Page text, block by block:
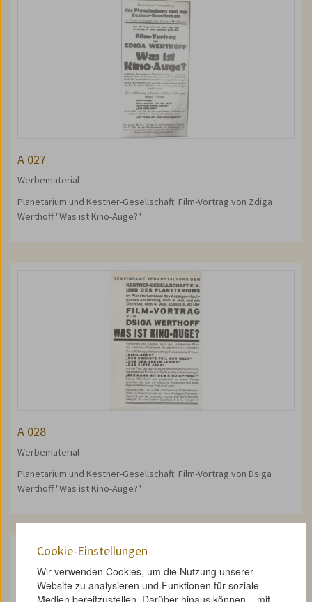
A 027
Werbematerial
Planetarium und Kestner-Gesellschaft: Film-Vortrag von Zdiga
Werthoff "Was ist Kino-Auge?"
A 028
Werbematerial
Planetarium und Kestner-Gesellschaft: Film-Vortrag von Dsiga
Werthoff "Was ist Kino-Auge?"
Cookie-Einstellungen
Wir verwenden Cookies, um die Nutzung unserer
Website zu analysieren und Funktionen für soziale
Medien bereitzustellen. Darüber hinaus können – mit